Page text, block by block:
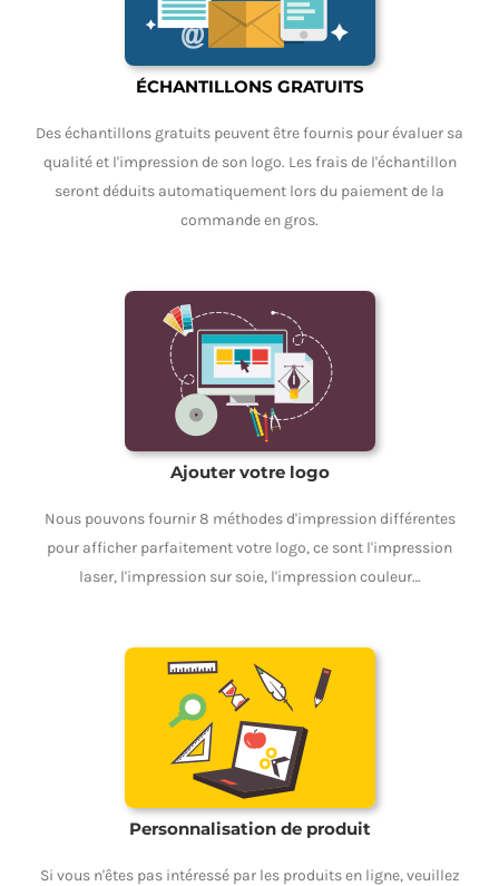
ÉCHANTILLONS GRATUITS
Des échantillons gratuits peuvent être fournis pour évaluer sa
qualité et l'impression de son logo. Les frais de l'échantillon
seront déduits automatiquement lors du paiement de la
commande en gros.
Ajouter votre logo
Nous pouvons fournir 8 méthodes d'impression différentes
pour afficher parfaitement votre logo, ce sont l'impression
laser, l'impression sur soie, l'impression couleur…
Personnalisation de produit
Si vous n'êtes pas intéressé par les produits en ligne, veuillez